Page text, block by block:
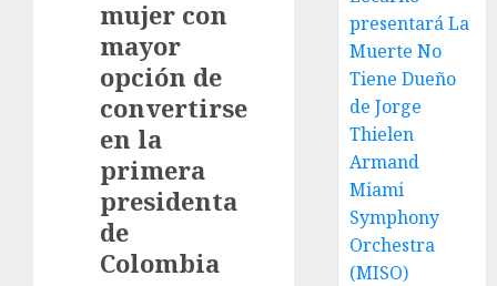
mujer con
mayor
opción de
convertirse
en la
primera
presidenta
de
Colombia
presentará La
Muerte No
Tiene Dueño
de Jorge
Thielen
Armand
Miami
Symphony
Orchestra
(MISO)